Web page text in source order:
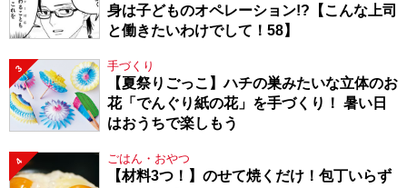
身は子どものオペレーション!?【こんな上司
と働きたいわけでして！58】
3 手づくり
【夏祭りごっこ】ハチの巣みたいな立体のお
花「でんぐり紙の花」を手づくり！ 暑い日
はおうちで楽しもう
4 ごはん・おやつ
【材料3つ！】のせて焼くだけ！包丁いらず